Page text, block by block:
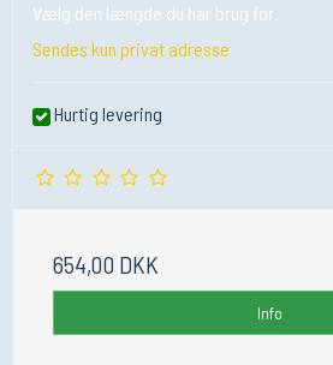
Vælg den længde du har brug for.
Sendes kun privat adresse
Hurtig levering
654,00 DKK
Info